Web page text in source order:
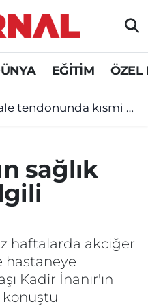
EĞİTİM ÖZEL
kısmi yırtık tespit edildi
sağlık
haftalarda akciğer
hastaneye
Kadir İnanır'ın
konuştu
ve Fikstür